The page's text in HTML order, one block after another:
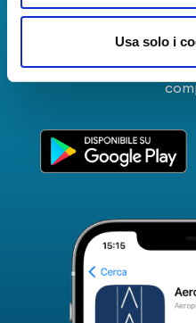
Usa solo i
Informazioni in tempo
numeri utili per
all'Aeroporto di Napoli